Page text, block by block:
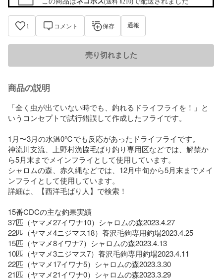
1 コメント 保存 通報
売り切れました
商品の説明
「全く虫が出ていない時でも、釣れるドライフライを！」と
いうコンセプトで試行錯誤して作成したフライです。
1月〜3月の水温0℃でも反応があったドライフライです。
神流川支流、上野村漁協毛ばり釣り専用区などでは、解禁か
ら5月末までメインフライとして使用しています。
シャロムの森、赤久縄などでは、12月中旬から5月末までメイ
ンフライとして使用しています。
詳細は、【西洋毛ばり人】で検索！
15番CDCの主な釣果実績
37匹（ヤマメ27イワナ10）シャロムの森2023.4.27
22匹（ヤマメ4ニジマス18）養沢毛鉤専用釣場2023.4.25
15匹（ヤマメ8イワナ7）シャロムの森2023.4.13
10匹（ヤマメ3ニジマス7）養沢毛鉤専用釣場2023.4.11
22匹（ヤマメ17イワナ5）シャロムの森2023.3.30
21匹（ヤマメ21イワナ0）シャロムの森2023.3.29